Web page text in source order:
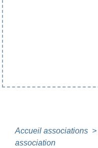
Accueil associations >
association